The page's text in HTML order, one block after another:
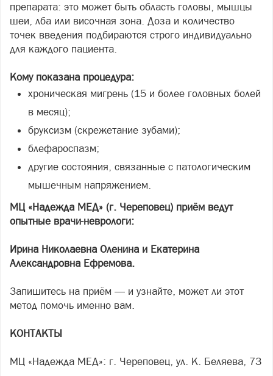
препарата: это может быть область головы, мышцы
шеи, лба или височная зона. Доза и количество
точек введения подбираются строго индивидуально
для каждого пациента.
Кому показана процедура:
хроническая мигрень (15 и более головных болей
в месяц);
бруксизм (скрежетание зубами);
блефароспазм;
другие состояния, связанные с патологическим
мышечным напряжением.
МЦ «Надежда МЕД» (г. Череповец) приём ведут
опытные врачи-неврологи:
Ирина Николаевна Оленина и Екатерина
Александровна Ефремова.
Запишитесь на приём — и узнайте, может ли этот
метод помочь именно вам.
КОНТАКТЫ
МЦ «Надежда МЕД»: г. Череповец, ул. К. Беляева, 73